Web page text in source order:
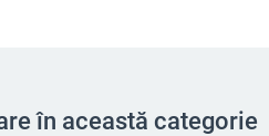
în această categorie